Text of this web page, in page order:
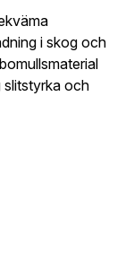
i skog och
slitstyrka och
smidig
i
kontot är